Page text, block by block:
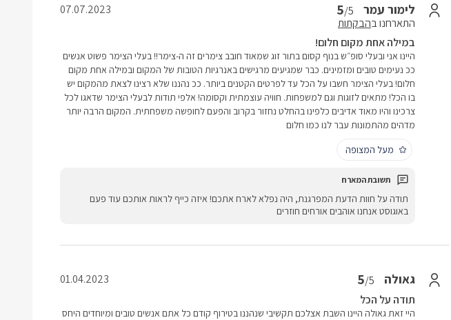
לימור עמר 5/5
התארחנו בהבקתות
07.07.2023
במילה אחת מקום חלום!
היינו אני ובעלי סופ״ש בנוף קסום בתור זוג שמאוד חובב צימרים זה ה-צימר!! בעלי הצימר פשוט אנשים
ככ נעימים טובים ומזמינים. כבר שמגיעים מרגישים באנרגיות הטובות של המקום ובמילה אחת מקום
חלום! בעלי הצימר חשבו על הכל עד לפרטים הקטנים ביותר. ככ נהננו שלא רצינו לצאת מהמקום יש
בו הכל! מתאים לזוגות וגם למשפחות. חוויה עוצמתית וקסומה! אלפי תודות לבעלי הצימר שדאגו לכל
צרכינו והיו מאוד אדיבים כלפינו בהחלט נחזור בקרוב והפעם לחופשה משפחתית. המקום הרבה יותר
מדהים מהתמונות עבר לנו כמו חלום
מעל המצופה
תודה על חוות הדעת המפרגנת, היה נפלא לארח אתכם! איזה כייף לראות אותכם עוד פעם
באוגוסט אנחנו אוהבים אורחים חוזרים
גאולה 5/5
01.04.2023
תודה על הכל
היי זאת גאולה היינו השבת אצלכם תקשיבי שנהננו בטירוף קודם כל אתם אנשים טובים ומיוחדים היחס